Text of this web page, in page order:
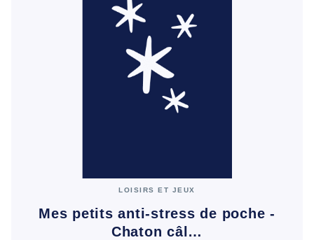
LOISIRS ET JEUX
Mes petits anti-stress de poche -
Chaton câl…